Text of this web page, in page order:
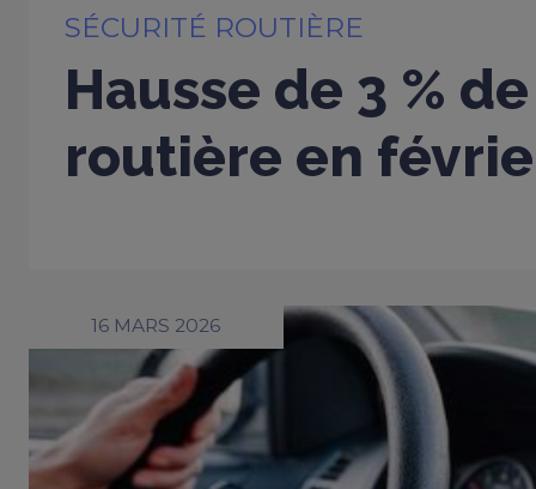
SÉCURITÉ ROUTIÈRE
Hausse de 3 %
routière en
16 MARS 2026